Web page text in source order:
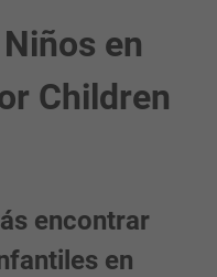
en
Children
encontrar
en